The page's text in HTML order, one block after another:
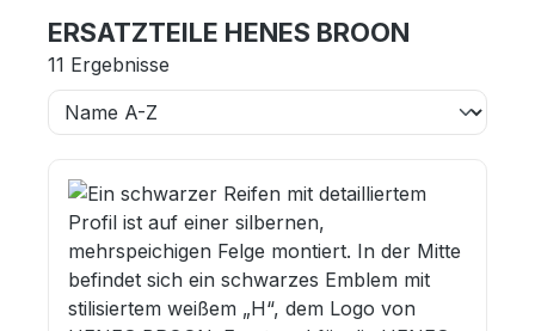
ERSATZTEILE HENES BROON
11 Ergebnisse